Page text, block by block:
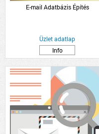
E-mail Adatbázis Építés
Üzlet adatlap
Info